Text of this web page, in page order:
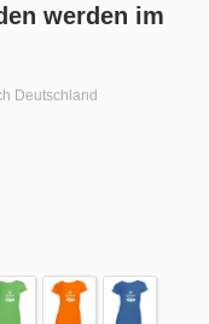
werden im
Deutschland